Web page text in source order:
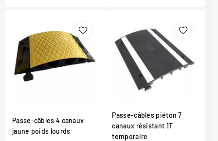
Passe-câbles 4 canaux
jaune poids lourds
Passe-câbles piéton 7
canaux résistant 1T
temporaire